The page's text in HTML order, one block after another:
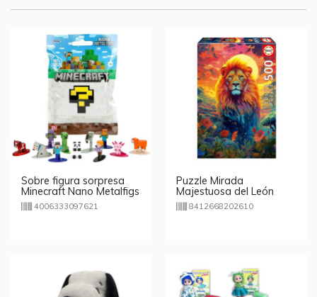
Sobre figura sorpresa
Minecraft Nano Metalfigs
Die Cast 4cm
4006333097621
Puzzle Mirada
Majestuosa del León
500pzs
8412668202610